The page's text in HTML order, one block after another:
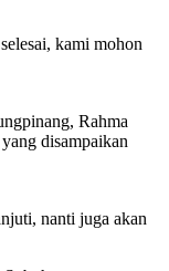
kami mohon
Rahma
disampaikan
nanti juga akan